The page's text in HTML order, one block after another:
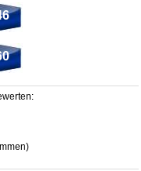
L159 ,3.0out of5based